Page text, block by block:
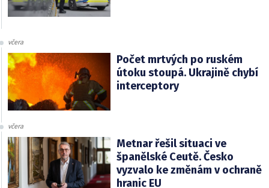
včera
Počet mrtvých po ruském
útoku stoupá. Ukrajině chybí
interceptory
včera
Metnar řešil situaci ve
španělské Ceutě. Česko
vyzvalo ke změnám v ochraně
hranic EU